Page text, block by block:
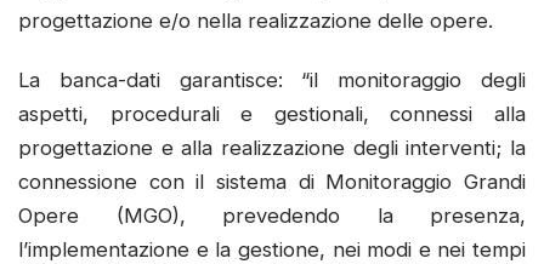
progettazione e/o nella realizzazione delle opere.
La banca-dati garantisce: “il monitoraggio degli
aspetti, procedurali e gestionali, connessi alla
progettazione e alla realizzazione degli interventi; la
connessione con il sistema di Monitoraggio Grandi
Opere (MGO), prevedendo la presenza,
l’implementazione e la gestione, nei modi e nei tempi